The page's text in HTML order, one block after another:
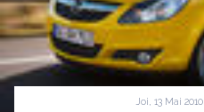
Joi, 13 Mai 2010 |